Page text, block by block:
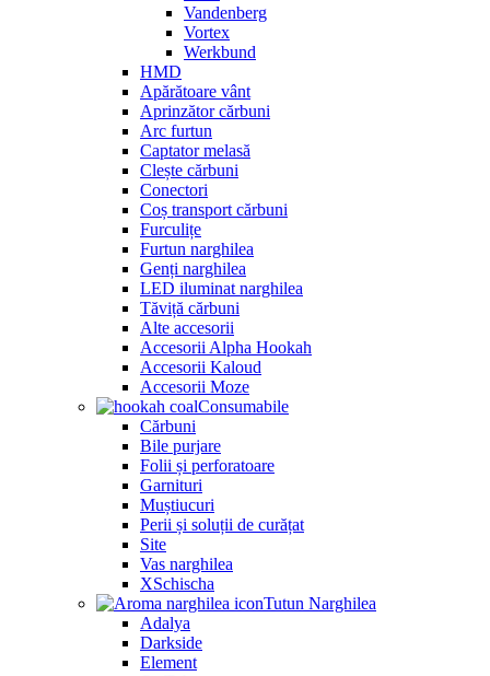
Vandenberg
Vortex
Werkbund
HMD
Apărătoare vânt
Aprinzător cărbuni
Arc furtun
Captator melasă
Clește cărbuni
Conectori
Coș transport cărbuni
Furculițe
Furtun narghilea
Genți narghilea
LED iluminat narghilea
Tăviță cărbuni
Alte accesorii
Accesorii Alpha Hookah
Accesorii Kaloud
Accesorii Moze
Consumabile
Cărbuni
Bile purjare
Folii și perforatoare
Garnituri
Muștiucuri
Perii și soluții de curățat
Site
Vas narghilea
XSchischa
Tutun Narghilea
Adalya
Darkside
Element